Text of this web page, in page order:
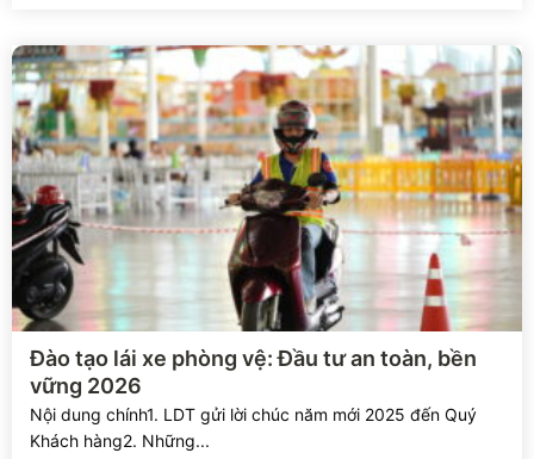
Xem chi tiết
Đào tạo lái xe phòng vệ: Đầu tư an toàn, bền
vững 2026
Nội dung chính1. LDT gửi lời chúc năm mới 2025 đến Quý
Khách hàng2. Những...